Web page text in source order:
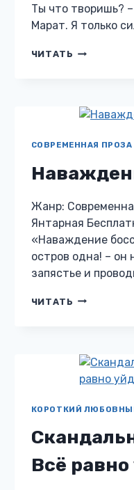
Ты что творишь?
Марат. Я только
ЧИТАТЬ РАЗВОД.
СОВРЕМЕННАЯ ПРОЗА
Жанр:
Янтарная
«Наваждение
остров одна! – он
запястье и
ЧИТАТЬ
КОРОТКИЙ
Всё